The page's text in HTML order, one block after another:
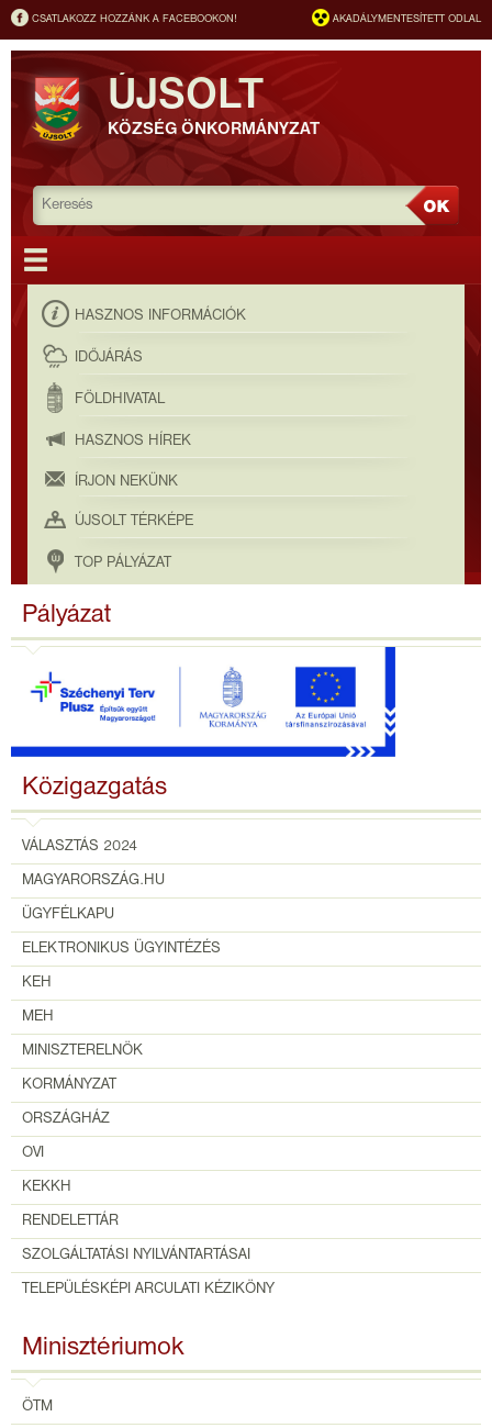
CSATLAKOZZ HOZZÁNK A FACEBOOKON! AKADÁLYMENTESÍTETT ODLAL
ÚJSOLT
KÖZSÉG ÖNKORMÁNYZAT
HASZNOS INFORMÁCIÓK
IDŐJÁRÁS
FÖLDHIVATAL
HASZNOS HÍREK
ÍRJON NEKÜNK
ÚJSOLT TÉRKÉPE
TOP PÁLYÁZAT
Pályázat
Közigazgatás
VÁLASZTÁS 2024
MAGYARORSZÁG.HU
ÜGYFÉLKAPU
ELEKTRONIKUS ÜGYINTÉZÉS
KEH
MEH
MINISZTERELNÖK
KORMÁNYZAT
ORSZÁGHÁZ
OVI
KEKKH
RENDELETTÁR
SZOLGÁLTATÁSI NYILVÁNTARTÁSAI
TELEPÜLÉSKÉPI ARCULATI KÉZIKÖNY
Minisztériumok
ÖTM